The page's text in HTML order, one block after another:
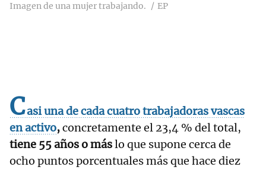
Imagen de una mujer trabajando. EP
Casi una de cada cuatro trabajadoras vascas
en activo,concretamente el 23,4 % del total,
tiene 55 años o máslo que supone cerca de
ocho puntos porcentuales más que hace diez